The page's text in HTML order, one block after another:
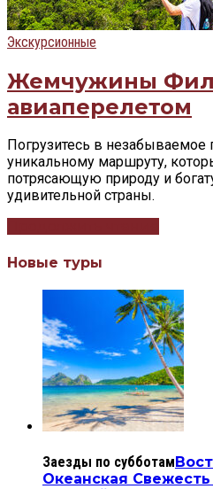
Экскурсионные
Жемчужины
авиаперелетом
Погрузитесь в незабываемое
уникальному маршруту,
потрясающую природу и
удивительной страны.
Новые туры
Заезды по субботам
Океанская